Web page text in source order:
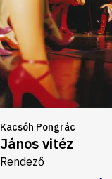
Kacsóh Pongrác
János vitéz
Rendező